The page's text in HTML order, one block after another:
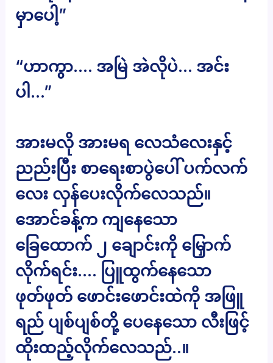
မှာပေါ့”
“ဟာကွာ…. အမြဲ အဲလိုပဲ… အင်း
ပါ…”
အားမလို အားမရ လေသံလေးနှင့်
ညည်းပြီး စာရေးစာပွဲပေါ် ပက်လက်
လေး လှန်ပေးလိုက်လေသည်။
အောင်ခန့်က ကျနေသော
ခြေထောက် ၂ ချောင်းကို မြှောက်
လိုက်ရင်း…. ပြူထွက်နေသော
ဖုတ်ဖုတ် ဖောင်းဖောင်းထဲကို အဖြူ
ရည် ပျစ်ပျစ်တို့ ပေနေသော လီးဖြင့်
ထိုးထည့်လိုက်လေသည်..။